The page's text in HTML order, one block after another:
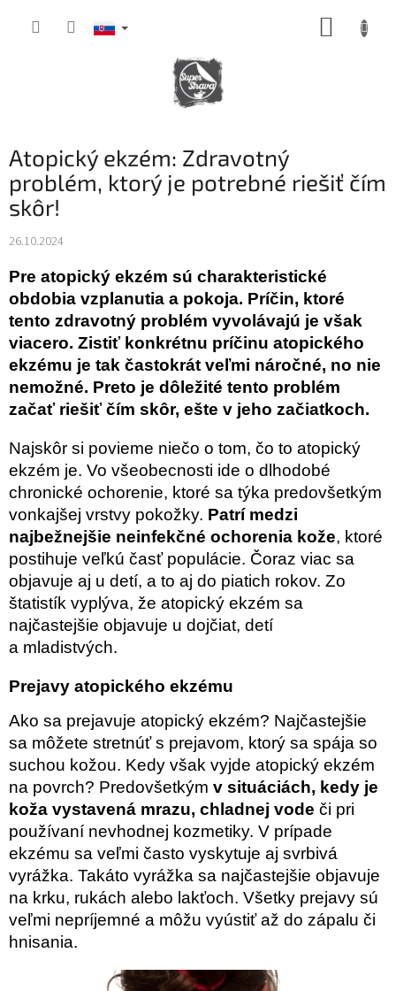
Atopický ekzém: Zdravotný
problém, ktorý je potrebné riešiť čím
skôr!
26.10.2024
Pre atopický ekzém sú charakteristické
obdobia vzplanutia a pokoja. Príčin, ktoré
tento zdravotný problém vyvolávajú je však
viacero. Zistiť konkrétnu príčinu atopického
ekzému je tak častokrát veľmi náročné, no nie
nemožné. Preto je dôležité tento problém
začať riešiť čím skôr, ešte v jeho začiatkoch.
Najskôr si povieme niečo o tom, čo to atopický
ekzém je. Vo všeobecnosti ide o dlhodobé
chronické ochorenie, ktoré sa týka predovšetkým
vonkajšej vrstvy pokožky. Patrí medzi
najbežnejšie neinfekčné ochorenia kože, ktoré
postihuje veľkú časť populácie. Čoraz viac sa
objavuje aj u detí, a to aj do piatich rokov. Zo
štatistík vyplýva, že atopický ekzém sa
najčastejšie objavuje u dojčiat, detí
a mladistvých.
Prejavy atopického ekzému
Ako sa prejavuje atopický ekzém? Najčastejšie
sa môžete stretnúť s prejavom, ktorý sa spája so
suchou kožou. Kedy však vyjde atopický ekzém
na povrch? Predovšetkým v situáciách, kedy je
koža vystavená mrazu, chladnej vode či pri
používaní nevhodnej kozmetiky. V prípade
ekzému sa veľmi často vyskytuje aj svrbivá
vyrážka. Takáto vyrážka sa najčastejšie objavuje
na krku, rukách alebo lakťoch. Všetky prejavy sú
veľmi nepríjemné a môžu vyústiť až do zápalu či
hnisania.